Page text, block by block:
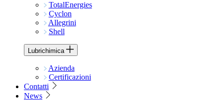
TotalEnergies
Cyclon
Allegrini
Shell
Lubrichimica
Azienda
Certificazioni
Contatti
News